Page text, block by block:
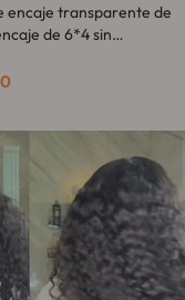
encaje transparente de
de 6*4 sin
brasileño
principiantes, sin